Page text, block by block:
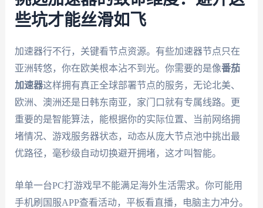
些坑才能丝滑如飞
加速器行不行，关键看节点资源。有些加速器节点只在
亚洲转悠，你在欧美根本沾不到光。你需要的是像番茄
加速器这样拥有真正全球部署节点的服务，无论北美、
欧洲、澳洲还是日韩东南亚，家门口就有专属线路。更
重要的是智能算法，能根据你的实际位置、当前网络拥
堵情况、游戏服务器状态，动态从庞大节点池中挑出最
优路径，毫秒级自动切换避开拥堵，这才叫智能。
单单一台PC打游戏早不能满足海外生活需求。你可能用
手机刷国服APP查看活动，平板看直播，电脑主力冲分。